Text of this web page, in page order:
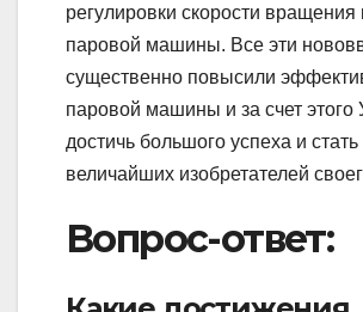
регулировки скорости вращения
паровой машины. Все эти
существенно повысили
паровой машины и за счет этого
достичь большого успеха и
величайших изобретателей
Вопрос-ответ: